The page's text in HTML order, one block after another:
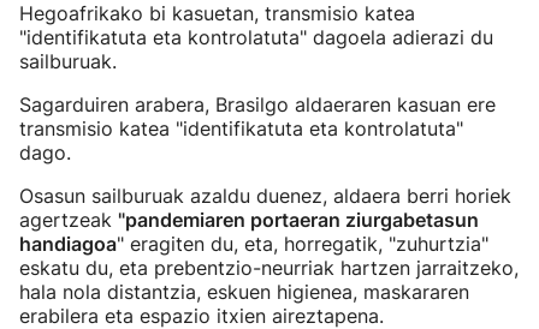
Hegoafrikako bi kasuetan, transmisio katea
"identifikatuta eta kontrolatuta" dagoela adierazi du
sailburuak.
Sagarduiren arabera, Brasilgo aldaeraren kasuan ere
transmisio katea "identifikatuta eta kontrolatuta"
dago.
Osasun sailburuak azaldu duenez, aldaera berri horiek
agertzeak "pandemiaren portaeran ziurgabetasun
handiagoa" eragiten du, eta, horregatik, "zuhurtzia"
eskatu du, eta prebentzio-neurriak hartzen jarraitzeko,
hala nola distantzia, eskuen higienea, maskararen
erabilera eta espazio itxien aireztapena.